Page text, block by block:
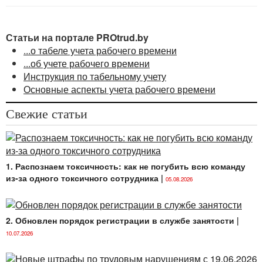
Статьи на портале PROtrud.by
...о табеле учета рабочего времени
...об учете рабочего времени
Инструкция по табельному учету
Основные аспекты учета рабочего времени
Свежие статьи
1. Распознаем токсичность: как не погубить всю команду
из-за одного токсичного сотрудника | 05.08.2026
2. Обновлен порядок регистрации в службе занятости |
10.07.2026